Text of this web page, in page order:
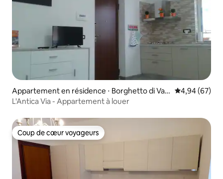
Appartement en résidence ⋅ Borghetto di Var
a
Évaluation
4,94 (67)
L'Antica Via - Appartement à louer
Coup de cœur voyageurs
Coup de cœur voyageurs